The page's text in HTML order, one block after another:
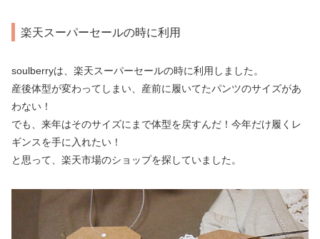
楽天スーパーセールの時に利用
soulberryは、楽天スーパーセールの時に利用しました。
産後体型が変わってしまい、産前に履いてたパンツのサイズがあ
わない！
でも、来年はそのサイズにまで体型を戻すんだ！今年だけ履くレ
ギンスを手に入れたい！
と思って、楽天市場のショップを探していました。